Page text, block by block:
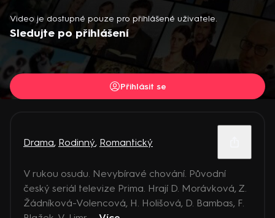
Video je dostupné pouze pro přihlášené uživatele.
Sledujte po přihlášení
Přihlásit se
Drama, Rodinný, Romantický
V rukou osudu. Nevybíravé chování. Původní
český seriál televize Prima. Hrají D. Morávková, Z.
Žádníková-Volencová, H. Holišová, D. Bambas, F.